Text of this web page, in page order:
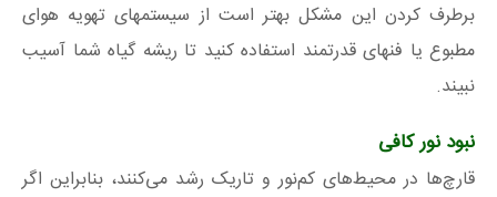
برطرف کردن این مشکل بهتر است از سیستمهای تهویه هوای
مطبوع یا فنهای قدرتمند استفاده کنید تا ریشه گیاه شما آسیب
نبیند.
نبود نور کافی
قارچ‌ها در محیط‌های کم‌نور و تاریک رشد می‌کنند، بنابراین اگر